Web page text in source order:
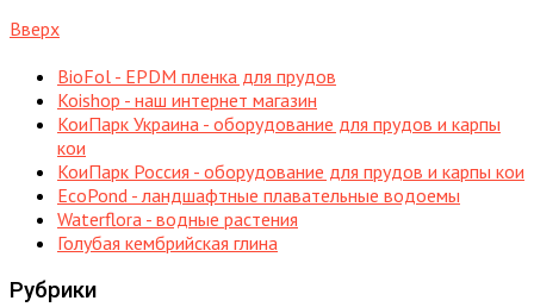
Вверх
BioFol - EPDM пленка для прудов
Koishop - наш интернет магазин
КоиПарк Украина - оборудование для прудов и карпы
кои
КоиПарк Россия - оборудование для прудов и карпы кои
EcoPond - ландшафтные плавательные водоемы
Waterflora - водные растения
Голубая кембрийская глина
Рубрики